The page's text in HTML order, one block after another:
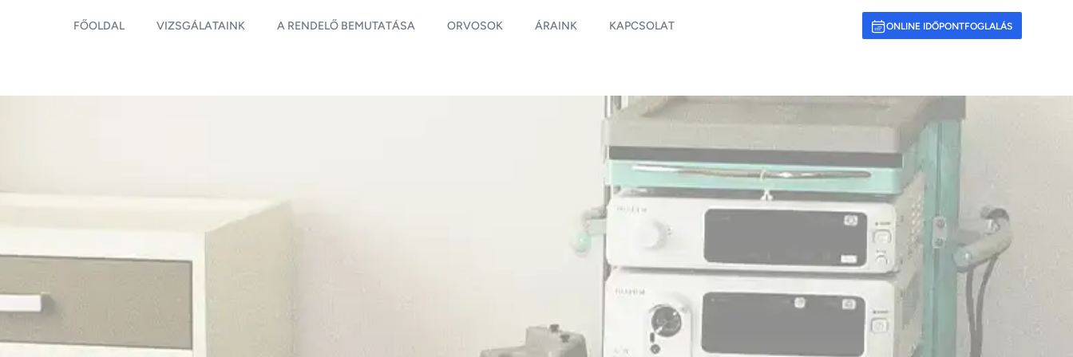
FŐOLDAL VIZSGÁLATAINK A RENDELŐ BEMUTATÁSA ORVOSOK ÁRAINK KAPCSOLAT ONLINE IDŐPONTFOGLALÁS